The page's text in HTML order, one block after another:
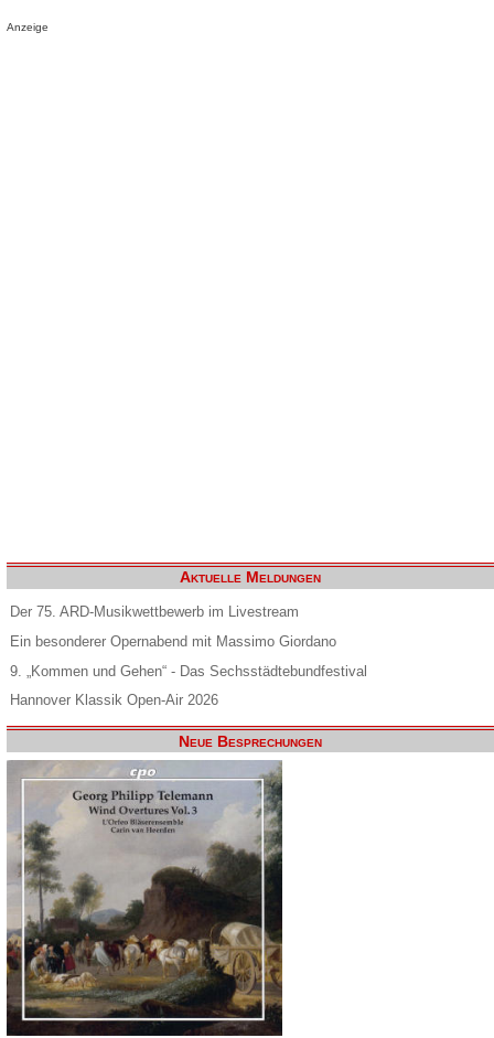
Anzeige
Aktuelle Meldungen
Der 75. ARD-Musikwettbewerb im Livestream
Ein besonderer Opernabend mit Massimo Giordano
9. „Kommen und Gehen“ - Das Sechsstädtebundfestival
Hannover Klassik Open-Air 2026
Neue Besprechungen